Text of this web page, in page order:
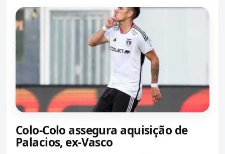
Colo-Colo assegura aquisição de
Palacios, ex-Vasco